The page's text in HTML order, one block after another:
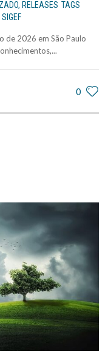
, RELEASES TAGS
SIGEF
de 2026 em São Paulo
0